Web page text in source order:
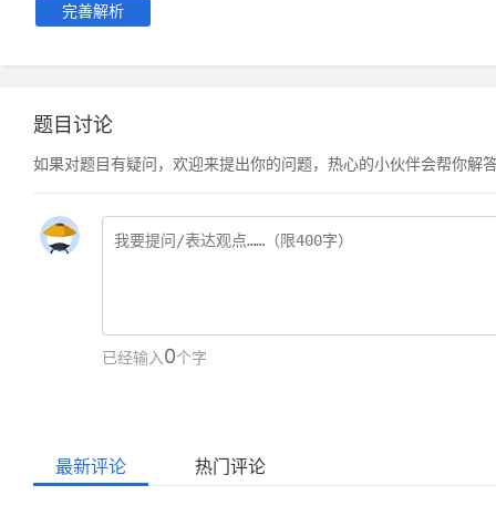
完善解析
题目讨论
如果对题目有疑问，欢迎来提出你的问题，热心的小伙伴会帮你解
已经输入0个字
最新评论 热门评论